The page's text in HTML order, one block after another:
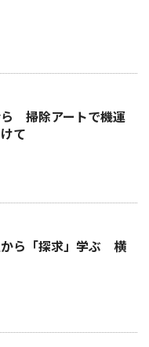
掃除アートで機運
て
ら「探求」学ぶ 横